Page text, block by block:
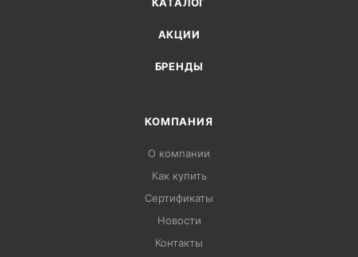
АКЦИИ
БРЕНДЫ
КОМПАНИЯ
О компании
Как купить
Сертификаты
Новости
Контакты